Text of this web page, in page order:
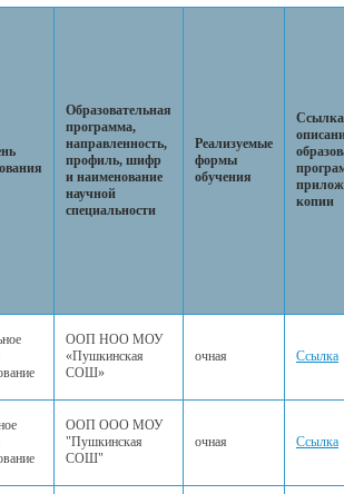
Образовательная
программа,
направленность,
профиль, шифр
и наименование
научной
специальности
Реализуемые
формы
обучения
копии
ООП НОО МОУ
«Пушкинская
СОШ»
очная Ссылка
ООП ООО МОУ
"Пушкинская
СОШ"
очная Ссылка